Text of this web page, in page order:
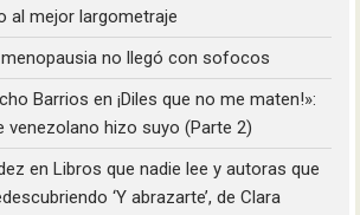
al mejor largometraje
no llegó con sofocos
Barrios en¡Diles que no me maten!»:
venezolano hizo suyo (Parte 2)
enLibros que nadie lee y autoras que
‘Y abrazarte’, de Clara